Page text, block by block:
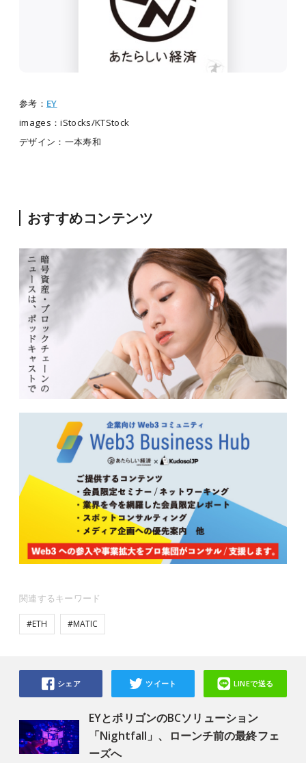
参考： EY
images：iStocks/KTStock
デザイン：一本寿和
おすすめコンテンツ
関連するキーワード
#ETH #MATIC
EYとポリゴンのBCソリューション
「Nightfall」、ローンチ前の最終フェ
ーズへ
シェア ツイート LINEで送る